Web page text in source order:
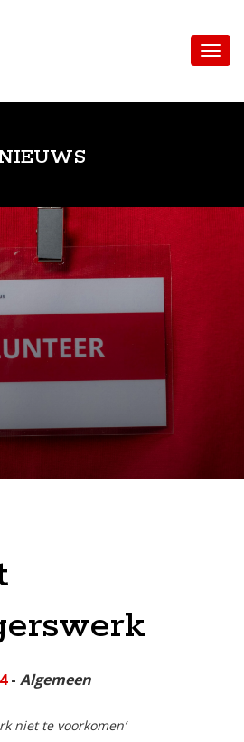
- Algemeen
niet te voorkomen’